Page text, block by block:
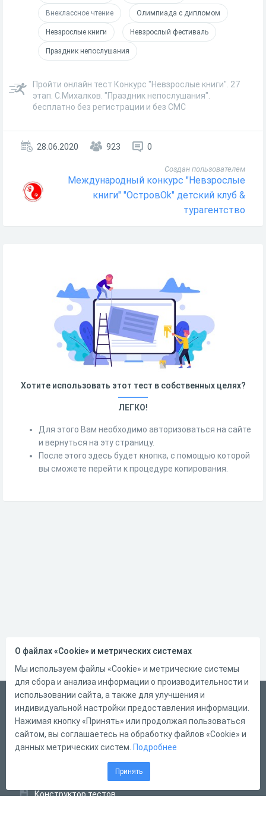
Внеклассное чтение Олимпиада с дипломом
Невзрослые книги Невзрослый фестиваль
Праздник непослушания
Пройти онлайн тест Конкурс "Невзрослые книги". 27
этап. С.Михалков. "Праздник непослушания".
бесплатно без регистрации и без СМС
28.06.2020 923 0
Создан пользователем
Международный конкурс "Невзрослые
книги" "ОстровОk" детский клуб &
турагентство
Хотите использовать этот тест в собственных целях?
ЛЕГКО!
Для этого Вам необходимо авторизоваться на сайте
и вернуться на эту страницу.
После этого здесь будет кнопка, с помощью которой
вы сможете перейти к процедуре копирования.
Русский
Справка
Форма обратной связи
Конструктор тестов
О файлах «Cookie» и метрических системах
Мы используем файлы «Cookie» и метрические системы
для сбора и анализа информации о производительности и
использовании сайта, а также для улучшения и
индивидуальной настройки предоставления информации.
Нажимая кнопку «Принять» или продолжая пользоваться
сайтом, вы соглашаетесь на обработку файлов «Cookie» и
данных метрических систем. Подробнее
Принять